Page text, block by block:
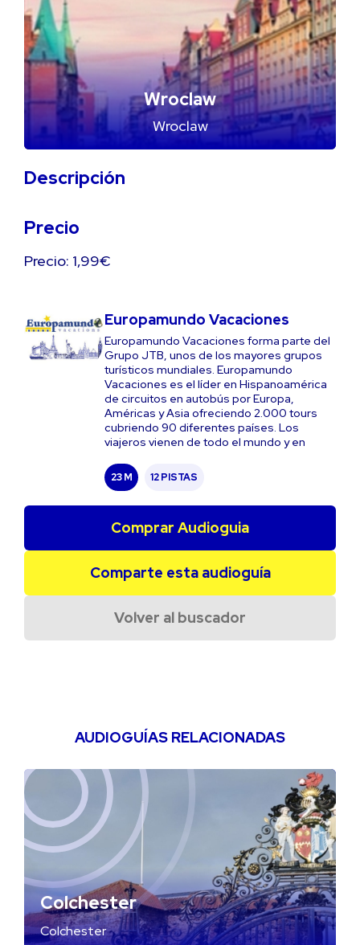
Wroclaw
Wroclaw
Descripción
Precio
Precio: 1,99€
Europamundo Vacaciones
Europamundo Vacaciones forma parte del
Grupo JTB, unos de los mayores grupos
turísticos mundiales. Europamundo
Vacaciones es el líder en Hispanoamérica
de circuitos en autobús por Europa,
Américas y Asia ofreciendo 2.000 tours
cubriendo 90 diferentes países. Los
viajeros vienen de todo el mundo y en
23 M 12 PISTAS
Comprar Audioguia
Comparte esta audioguía
Volver al buscador
AUDIOGUÍAS RELACIONADAS
Colchester
Colchester